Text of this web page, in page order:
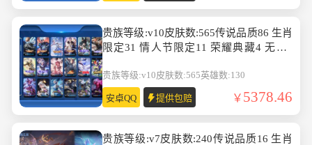
贵族等级:v10皮肤数:565传说品质86 生肖
限定31 情人节限定11 荣耀典藏4 无双7
贵族等级:v10皮肤数:565英雄数:130
安卓QQ 提供包赔 5378.46
贵族等级:v7皮肤数:240传说品质16 生肖